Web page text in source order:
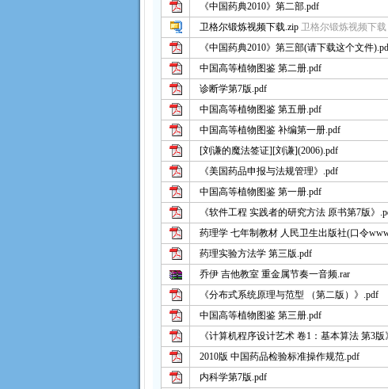
《中国药典2010》第二部.pdf
卫格尔锻炼视频下载.zip 卫格尔锻炼视频下
《中国药典2010》第三部(请下载这个文件
中国高等植物图鉴 第二册.pdf
诊断学第7版.pdf
中国高等植物图鉴 第五册.pdf
中国高等植物图鉴 补编第一册.pdf
[刘谦的魔法签证][刘谦](2006).pdf
《美国药品申报与法规管理》.pdf
中国高等植物图鉴 第一册.pdf
《软件工程 实践者的研究方法 原书第7版》
药理学 七年制教材 人民卫生出版社(口令
药理实验方法学 第三版.pdf
乔伊 吉他教室 重金属节奏一音频.rar
《分布式系统原理与范型 （第二版）》.pdf
中国高等植物图鉴 第三册.pdf
《计算机程序设计艺术 卷1：基本算法 第3版
2010版 中国药品检验标准操作规范.pdf
内科学第7版.pdf